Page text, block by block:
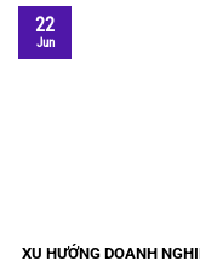
XU HƯỚNG DOANH
22
Jun